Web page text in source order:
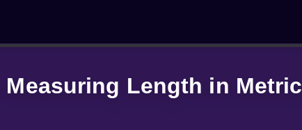
Measuring Length in Metric